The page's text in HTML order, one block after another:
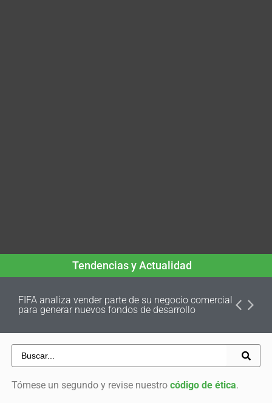
Tendencias y Actualidad
FIFA analiza vender parte de su negocio comercial
para generar nuevos fondos de desarrollo
Tómese un segundo y revise nuestro código de ética.